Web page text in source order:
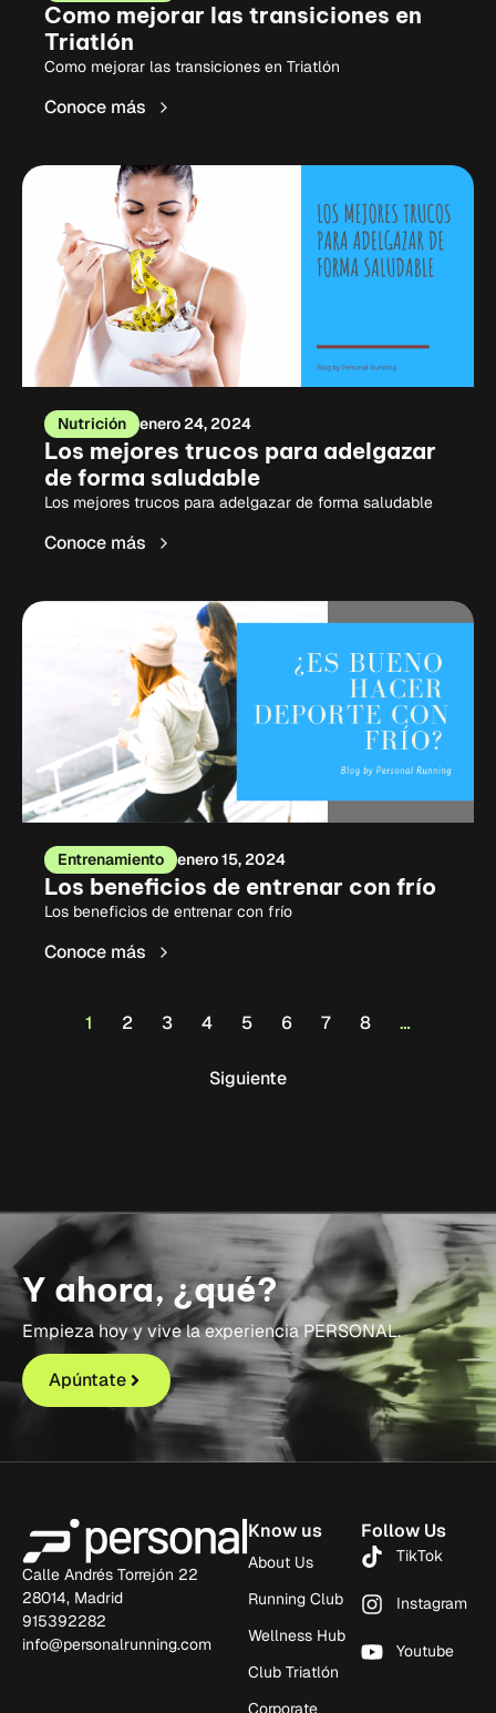
Como mejorar las transiciones en
Triatlón
Como mejorar las transiciones en Triatlón
Conoce más
Nutrición enero 24, 2024
Los mejores trucos para adelgazar
de forma saludable
Los mejores trucos para adelgazar de forma saludable
Conoce más
Entrenamiento enero 15, 2024
Los beneficios de entrenar con frío
Los beneficios de entrenar con frío
Conoce más
1 2 3 4 5 6 7 8 …
Siguiente
Y ahora, ¿qué?
Empieza hoy y vive la experiencia PERSONAL.
Apúntate
Calle Andrés Torrejón 22
28014, Madrid
915392282
info@personalrunning.com
Know us
About Us
Running Club
Wellness Hub
Club Triatlón
Corporate
Follow Us
TikTok
Instagram
Youtube